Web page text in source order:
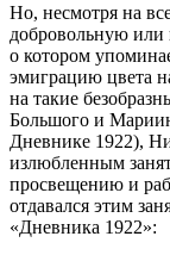
Но, несмотря на
добровольную или
о котором
эмиграцию цвета
на такие
Большого и
Дневнике 1922),
излюбленным
просвещению и
отдавался этим
«Дневника 1922»: